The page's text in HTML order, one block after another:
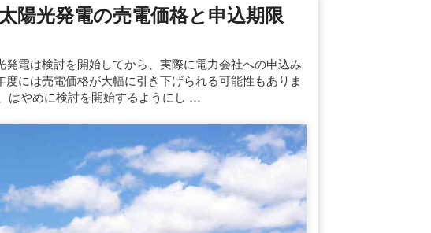
陽光発電の売電価格と申込期限
電は検討を開始してから、実際に電力会社への申込み
には売電価格が大幅に引き下げられる可能性もありま
はやめに検討を開始するようにし …